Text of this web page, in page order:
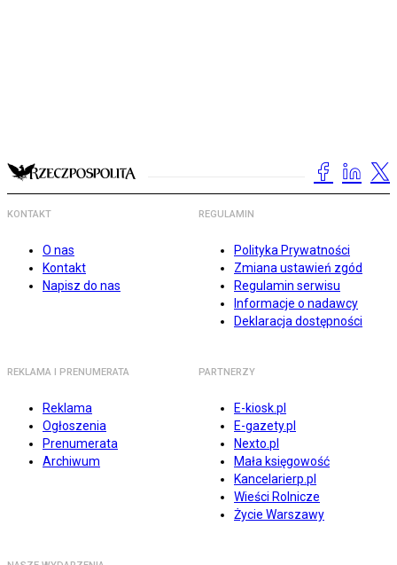
KONTAKT
O nas
Kontakt
Napisz do nas
REGULAMIN
Polityka Prywatności
Zmiana ustawień zgód
Regulamin serwisu
Informacje o nadawcy
Deklaracja dostępności
REKLAMA I PRENUMERATA
Reklama
Ogłoszenia
Prenumerata
Archiwum
PARTNERZY
E-kiosk.pl
E-gazety.pl
Nexto.pl
Mała księgowość
Kancelarierp.pl
Wieści Rolnicze
Życie Warszawy